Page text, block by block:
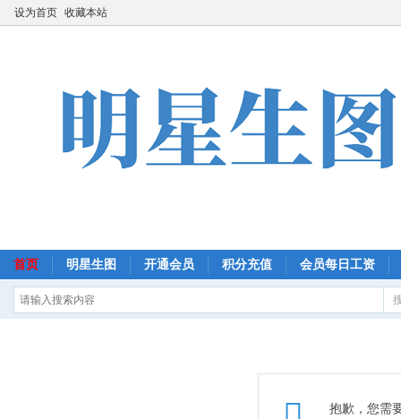
设为首页 收藏本站
首页 明星生图 开通会员 积分充值 会员每日工资
抱歉，您需